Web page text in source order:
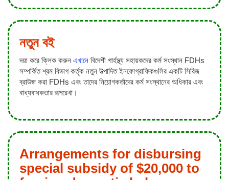
নতুন বই
দয়া করে ক্লিক করুন এখানে বিদেশী গার্হস্থ্য সহায়কদের কর্ম সংস্থান FDHs
সম্পর্কিত শ্রম বিভাগ কর্তৃক নতুন উত্পাদিত ইনফোগ্রাফিকগুলির একটি সিরিজ
ব্রাউজ করা FDHs এবং তাদের নিয়োগকর্তাদের কর্ম সংস্থানের অধিকার এবং
বাধ্যবাধকতার রূপরেখা।
Arrangements for disbursing
special subsidy of $20,000 to